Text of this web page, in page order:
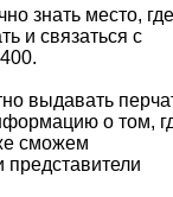
знать место, где
и связаться с
выдавать
о том,
сможем
представители